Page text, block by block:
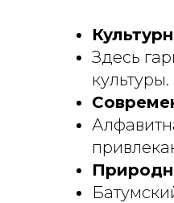
Здесь
культуры.